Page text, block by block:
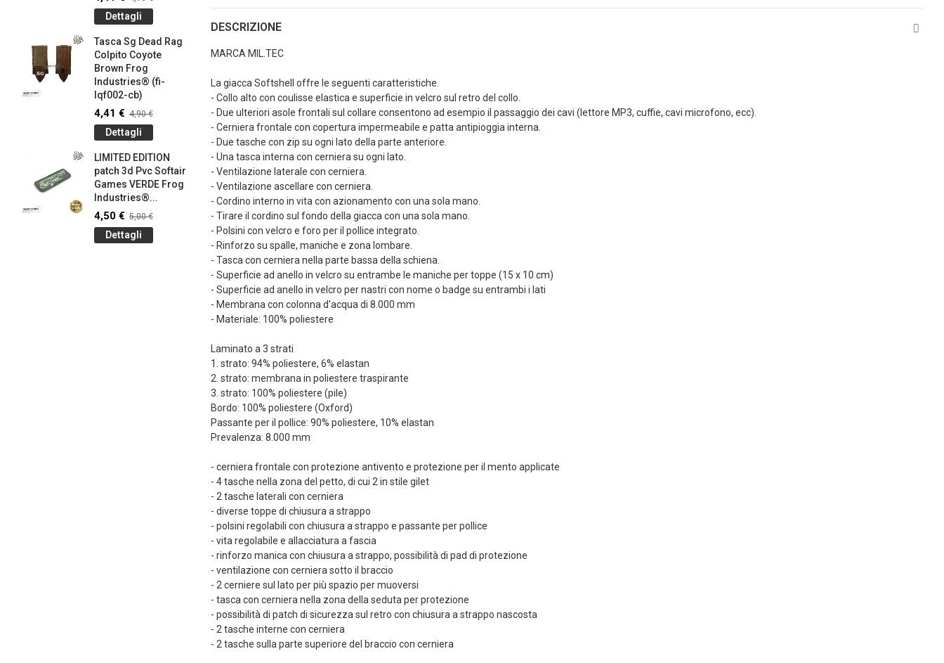
DESCRIZIONE
MARCA MIL.TEC
La giacca Softshell offre le seguenti caratteristiche.
- Collo alto con coulisse elastica e superficie in velcro sul retro del collo.
- Due ulteriori asole frontali sul collare consentono ad esempio il passaggio dei cavi (lettore MP3, cuffie, cavi microfono, ecc).
- Cerniera frontale con copertura impermeabile e patta antipioggia interna.
- Due tasche con zip su ogni lato della parte anteriore.
- Una tasca interna con cerniera su ogni lato.
- Ventilazione laterale con cerniera.
- Ventilazione ascellare con cerniera.
- Cordino interno in vita con azionamento con una sola mano.
- Tirare il cordino sul fondo della giacca con una sola mano.
- Polsini con velcro e foro per il pollice integrato.
- Rinforzo su spalle, maniche e zona lombare.
- Tasca con cerniera nella parte bassa della schiena.
- Superficie ad anello in velcro su entrambe le maniche per toppe (15 x 10 cm)
- Superficie ad anello in velcro per nastri con nome o badge su entrambi i lati
- Membrana con colonna d'acqua di 8.000 mm
- Materiale: 100% poliestere
Laminato a 3 strati
1. strato: 94% poliestere, 6% elastan
2. strato: membrana in poliestere traspirante
3. strato: 100% poliestere (pile)
Bordo: 100% poliestere (Oxford)
Passante per il pollice: 90% poliestere, 10% elastan
Prevalenza: 8.000 mm
- cerniera frontale con protezione antivento e protezione per il mento applicate
- 4 tasche nella zona del petto, di cui 2 in stile gilet
- 2 tasche laterali con cerniera
- diverse toppe di chiusura a strappo
- polsini regolabili con chiusura a strappo e passante per pollice
- vita regolabile e allacciatura a fascia
- rinforzo manica con chiusura a strappo, possibilità di pad di protezione
- ventilazione con cerniera sotto il braccio
- 2 cerniere sul lato per più spazio per muoversi
- tasca con cerniera nella zona della seduta per protezione
- possibilità di patch di sicurezza sul retro con chiusura a strappo nascosta
- 2 tasche interne con cerniera
- 2 tasche sulla parte superiore del braccio con cerniera
Dettagli
Tasca Sg Dead Rag
Colpito Coyote
Brown Frog
Industries® (fi-
lqf002-cb)
4,41 € 4,90 €
Dettagli
LIMITED EDITION
patch 3d Pvc Softair
Games VERDE Frog
Industries®...
4,50 € 5,00 €
Dettagli
145-bk)
4,41 €
Silicone Da Polso
Olive Drab Frog
Industries®...
0,90 € 1,00 €
Dettagli
Braccialetto Sg
Silicone Da Polso
Coyote Brown Frog
Industries®...
0,90 € 1,00 €
Dettagli
lqf002-cb)
4,41 € 4,90 €
Dettagli
Industries®...
4,50 €